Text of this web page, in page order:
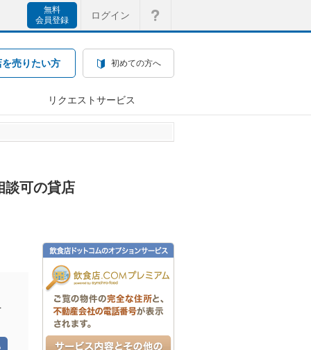
無料
会員登録
ログイン
を売りたい方 初めての方へ
リクエストサービス
可の貸店